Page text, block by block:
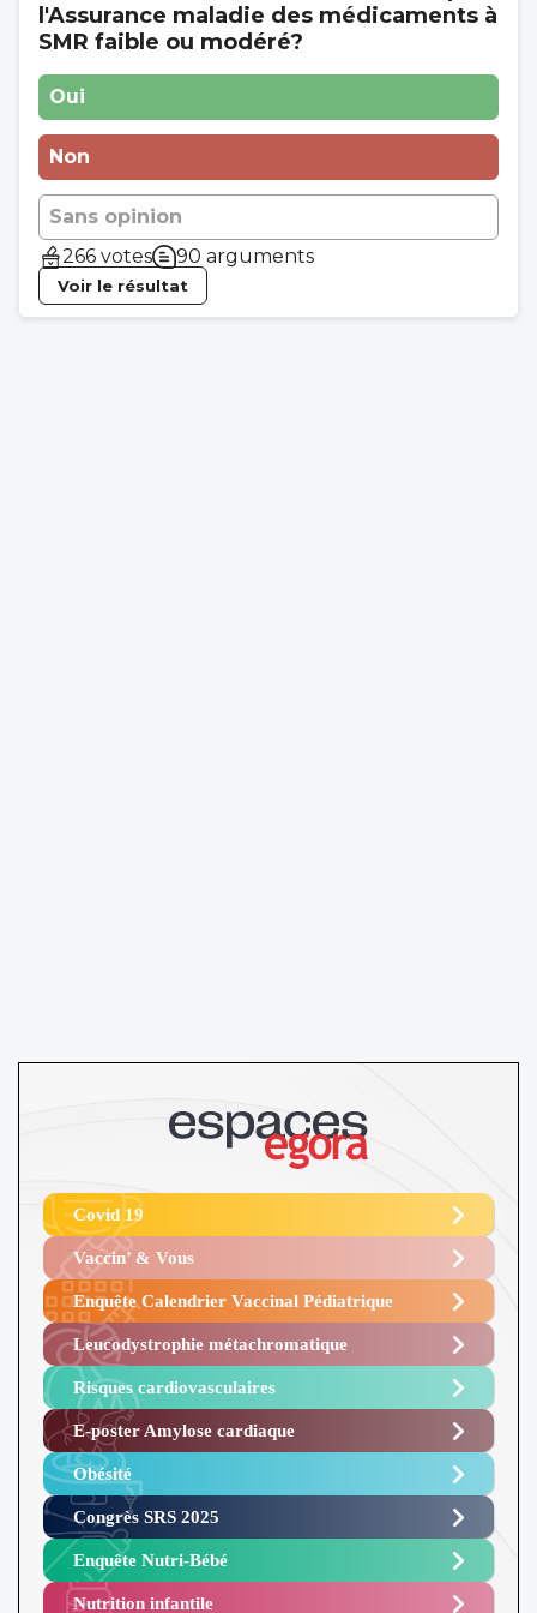
l'Assurance maladie des médicaments à
SMR faible ou modéré?
Oui
Non
Sans opinion
266 votes
90 arguments
Voir le résultat
Covid 19
Vaccin’ & Vous
Enquête Calendrier Vaccinal Pédiatrique
Leucodystrophie métachromatique
Risques cardiovasculaires
E-poster Amylose cardiaque ​
Obésité ​
Congrès SRS 2025 ​
Enquête Nutri-Bébé ​
Nutrition infantile